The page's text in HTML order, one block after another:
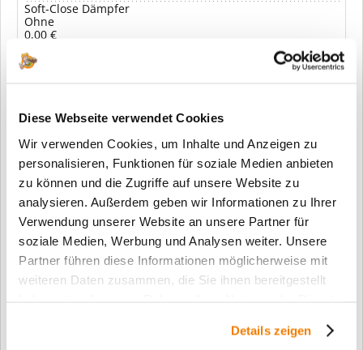
Diese Webseite verwendet Cookies
Wir verwenden Cookies, um Inhalte und Anzeigen zu
personalisieren, Funktionen für soziale Medien anbieten
zu können und die Zugriffe auf unsere Website zu
analysieren. Außerdem geben wir Informationen zu Ihrer
Verwendung unserer Website an unsere Partner für
soziale Medien, Werbung und Analysen weiter. Unsere
Partner führen diese Informationen möglicherweise mit
weiteren Daten zusammen, die Sie ihnen bereitgestellt
Details zeigen
Soft-Close Dämpfer
Ohne
0,00 €
Ihr Preis: 1.149,00 € *
In den Warenkorb
Merken
Fragen zum Artikel?
Konfiguration gefertigt. Daher ist er als